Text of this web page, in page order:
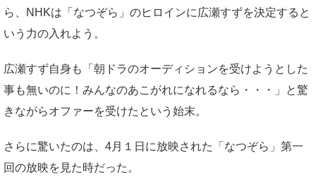
ら、NHKは「なつぞら」のヒロインに広瀬すずを決定すると
いう力の入れよう。
広瀬すず自身も「朝ドラのオーディションを受けようとした
事も無いのに！みんなのあこがれになれるなら・・・」と驚
きながらオファーを受けたという始末。
さらに驚いたのは、4月１日に放映された「なつぞら」第一
回の放映を見た時だった。